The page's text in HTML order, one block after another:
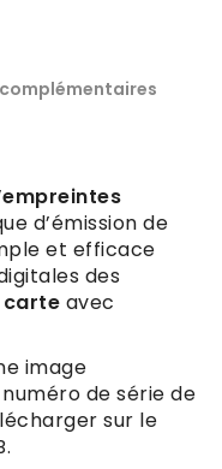
empreintes
d’émission de
et efficace
des
carte avec
image
de série de
sur le